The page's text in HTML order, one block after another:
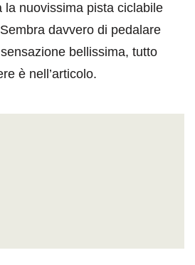
la nuovissima pista ciclabile
davvero di pedalare
bellissima, tutto
è nell’articolo.